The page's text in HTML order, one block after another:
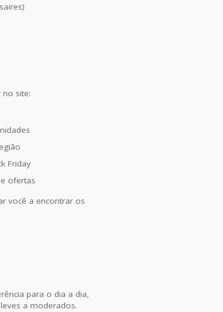
no site:
Friday
ofertas
você a encontrar os
para o dia a dia,
a moderados.